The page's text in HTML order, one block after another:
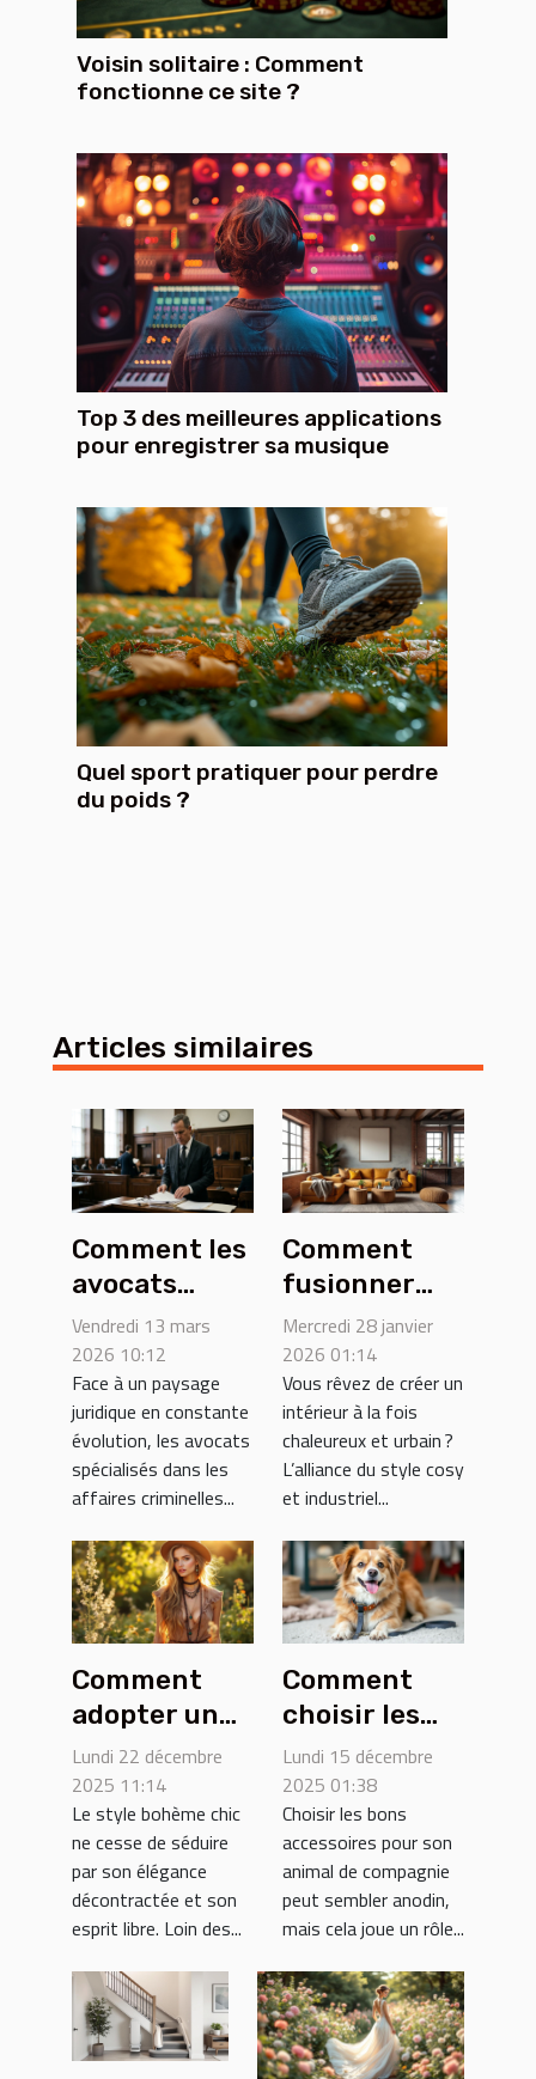
Voisin solitaire : Comment
fonctionne ce site ?
Top 3 des meilleures applications
pour enregistrer sa musique
Quel sport pratiquer pour perdre
du poids ?
Articles similaires
Comment les
avocats
spécialisés
dans les
affaires
criminelles
font face aux
défis
actuels ?
Vendredi 13 mars
2026 10:12
Face à un paysage
juridique en constante
évolution, les avocats
spécialisés dans les
affaires criminelles...
Comment
fusionner
styles cosy
et industriel
dans votre
espace ?
Mercredi 28 janvier
2026 01:14
Vous rêvez de créer un
intérieur à la fois
chaleureux et urbain ?
L’alliance du style cosy
et industriel...
Comment
adopter un
style bohème
chic pour
toutes les
occasions ?
Lundi 22 décembre
2025 11:14
Le style bohème chic
ne cesse de séduire
par son élégance
décontractée et son
esprit libre. Loin des...
Comment
choisir les
meilleurs
accessoires
pour votre
compagnon à
quatre
pattes ?
Lundi 15 décembre
2025 01:38
Choisir les bons
accessoires pour son
animal de compagnie
peut sembler anodin,
mais cela joue un rôle...